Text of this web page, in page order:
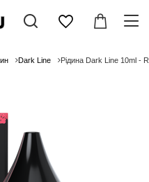
Dark Line Рідина Dark Line 10ml -